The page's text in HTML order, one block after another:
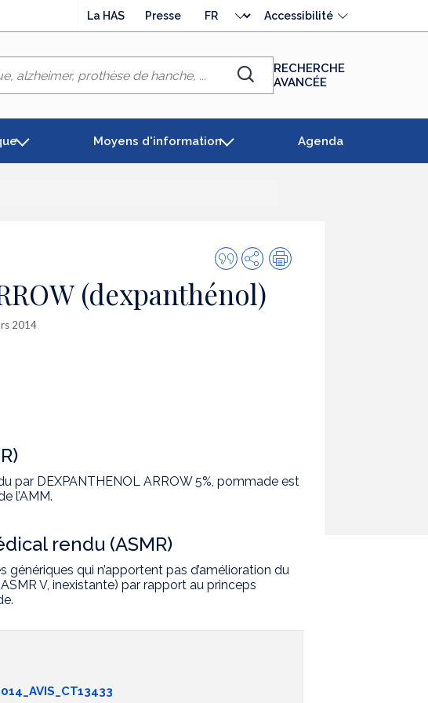
La HAS Presse
langue
Accessibilité
Chercher
RECHERCHE
AVANCÉE
Moyens d'information Agenda
Citer
cette
publication
PartagerImpression
(dexpanthénol)
2014
par DEXPANTHENOL ARROW 5%, pommade est
l’AMM.
rendu (ASMR)
génériques qui n’apportent pas d’amélioration du
V, inexistante) par rapport au princeps